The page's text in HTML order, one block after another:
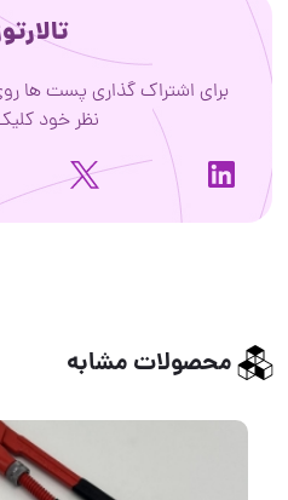
برای اشتراک گذاری پست ها
نظر خود
محصولات مشابه